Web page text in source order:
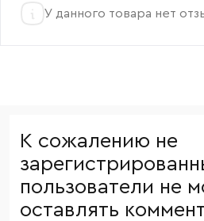
У данного товара нет
К сожалению не
пользователи не
оставлять